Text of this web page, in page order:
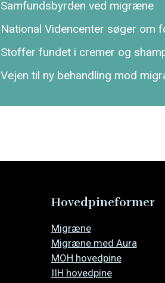
Samfundsbyrden ved migræne
National Videncenter søger om
Stoffer fundet i cremer og
Vejen til ny behandling mod
Hovedpineformer
navigationen
Migræne
Migræne med Aura
MOH hovedpine
IIH hovedpine